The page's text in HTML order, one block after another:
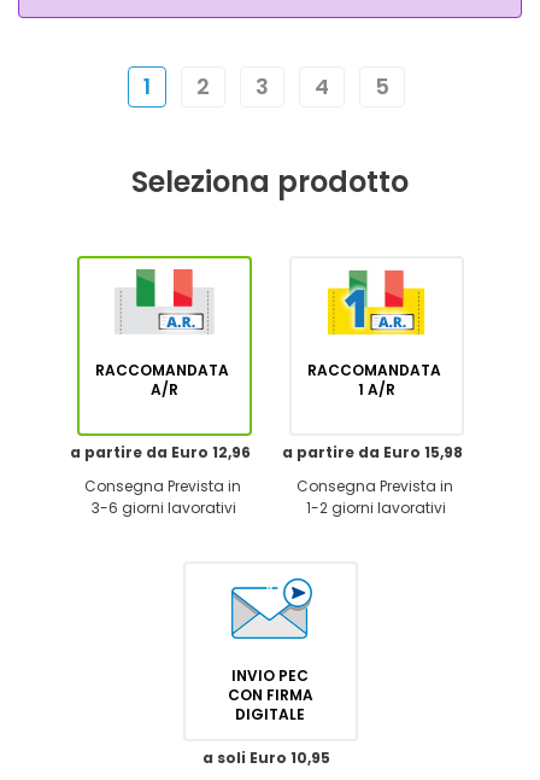
1 2 3 4 5
Seleziona prodotto
RACCOMANDATA
A/R
a partire da Euro 12,96
Consegna Prevista in
3-6 giorni lavorativi
RACCOMANDATA
1 A/R
a partire da Euro 15,98
Consegna Prevista in
1-2 giorni lavorativi
INVIO PEC
CON FIRMA
DIGITALE
a soli Euro 10,95